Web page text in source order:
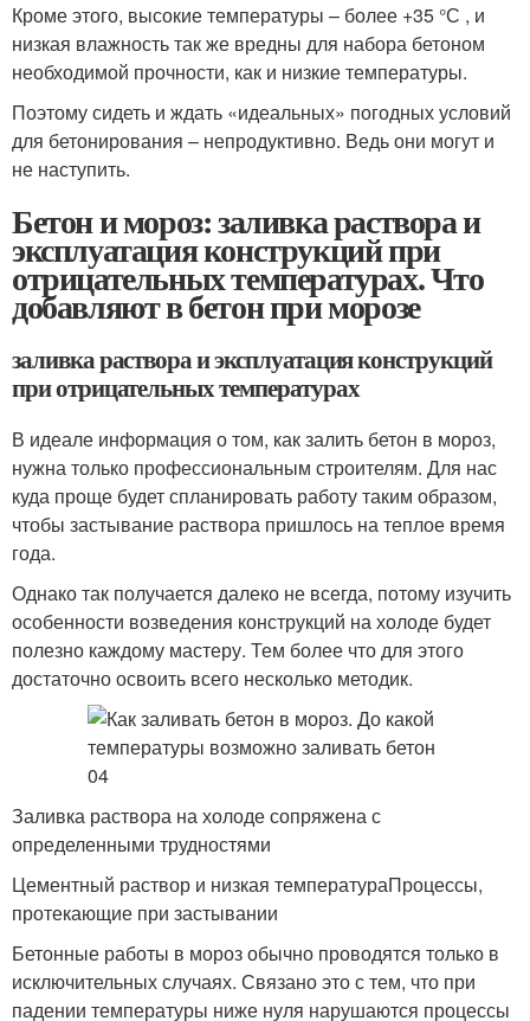
Кроме этого, высокие температуры – более +35 °С , и
низкая влажность так же вредны для набора бетоном
необходимой прочности, как и низкие температуры.
Поэтому сидеть и ждать «идеальных» погодных условий
для бетонирования – непродуктивно. Ведь они могут и
не наступить.
Бетон и мороз: заливка раствора и
эксплуатация конструкций при
отрицательных температурах. Что
добавляют в бетон при морозе
заливка раствора и эксплуатация конструкций
при отрицательных температурах
В идеале информация о том, как залить бетон в мороз,
нужна только профессиональным строителям. Для нас
куда проще будет спланировать работу таким образом,
чтобы застывание раствора пришлось на теплое время
года.
Однако так получается далеко не всегда, потому изучить
особенности возведения конструкций на холоде будет
полезно каждому мастеру. Тем более что для этого
достаточно освоить всего несколько методик.
Заливка раствора на холоде сопряжена с
определенными трудностями
Цементный раствор и низкая температураПроцессы,
протекающие при застывании
Бетонные работы в мороз обычно проводятся только в
исключительных случаях. Связано это с тем, что при
падении температуры ниже нуля нарушаются процессы